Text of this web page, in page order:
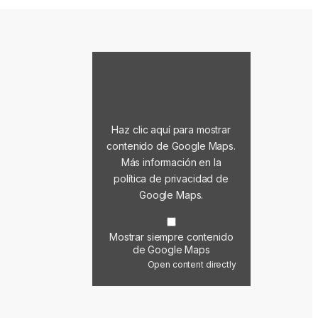
Haz clic aquí para mostrar
contenido de Google Maps.
Más información en la
política de privacidad de
Google Maps.
Mostrar siempre contenido
de Google Maps
Open content directly